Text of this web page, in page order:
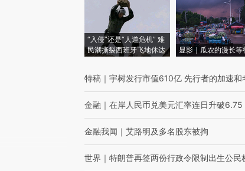
“入侵”还是“人道危机” 难
民潮撕裂西班牙飞地休达
显影｜瓜农的漫长等
特稿 ｜ 宇树发行市值610亿 先行者的加速和
金融 ｜ 在岸人民币兑美元汇率连日升破6.75
金融我闻 ｜ 艾路明及多名股东被拘
世界 ｜ 特朗普再签两份行政令限制出生公民